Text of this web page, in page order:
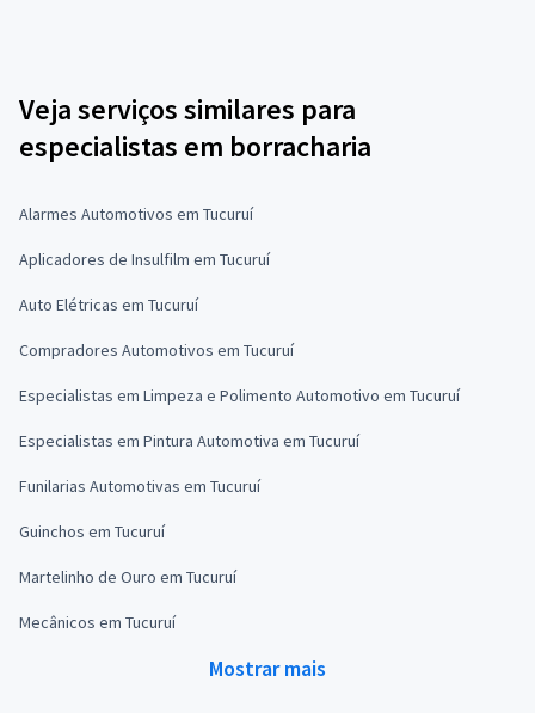
Veja serviços similares para
especialistas em borracharia
Alarmes Automotivos em Tucuruí
Aplicadores de Insulfilm em Tucuruí
Auto Elétricas em Tucuruí
Compradores Automotivos em Tucuruí
Especialistas em Limpeza e Polimento Automotivo em Tucuruí
Especialistas em Pintura Automotiva em Tucuruí
Funilarias Automotivas em Tucuruí
Guinchos em Tucuruí
Martelinho de Ouro em Tucuruí
Mecânicos em Tucuruí
Mostrar mais